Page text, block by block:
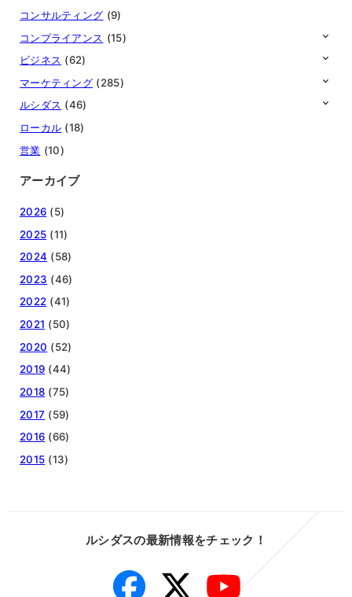
コンサルティング (9)
コンプライアンス (15)
ビジネス (62)
マーケティング (285)
ルシダス (46)
ローカル (18)
営業 (10)
アーカイブ
2026 (5)
2025 (11)
2024 (58)
2023 (46)
2022 (41)
2021 (50)
2020 (52)
2019 (44)
2018 (75)
2017 (59)
2016 (66)
2015 (13)
ルシダスの最新情報をチェック！
Facebook Twitter YouTube